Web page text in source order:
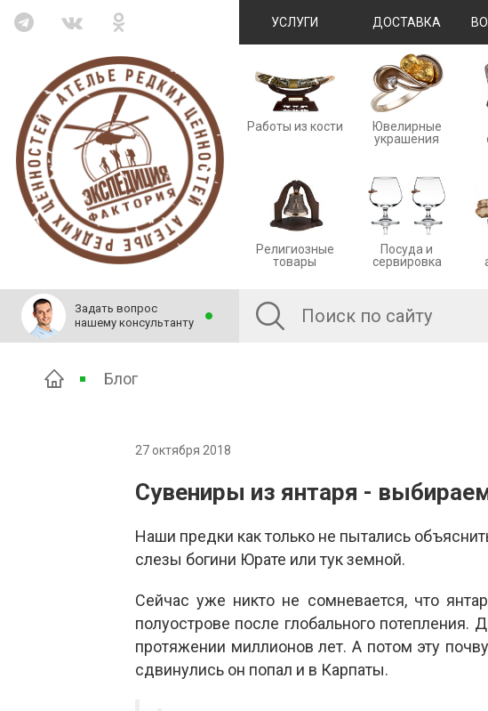
УСЛУГИ ДОСТАВКА
Работы из кости
Ювелирные
украшения
Религиозные
товары
Посуда и
сервировка
Задать вопрос
нашему консультанту
Блог
27 октября 2018
Сувениры из янтаря -
Наши предки как только не пытались
слезы богини Юрате или тук земной.
Сейчас уже никто не сомневается, что
полуострове после глобального
протяжении миллионов лет. А потом эту
сдвинулись он попал и в Карпаты.